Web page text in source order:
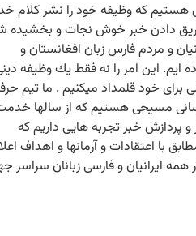
هستیم كه وظیفه خود را نشر كلام
دادن خبر خوش نجات و بخشیده
و مردم فارس زبان افغانستان و
ایم. این امر را نه فقط یك وظیفه
برای خود قلمداد میكنیم . ما تیم
مسیحی هستیم كه از سالها
و پردازش خبر تجربه هایی داریم كه
با اعتقادات و آرمانها و اهداف
ایرانیان و فارسی زبانان سراسر